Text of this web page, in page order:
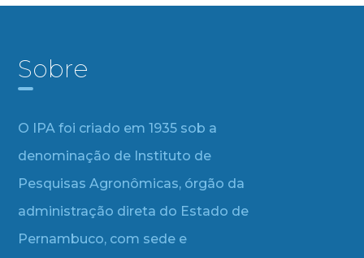
Sobre
O IPA foi criado em 1935 sob a
denominação de Instituto de
Pesquisas Agronômicas, órgão da
administração direta do Estado de
Pernambuco, com sede e